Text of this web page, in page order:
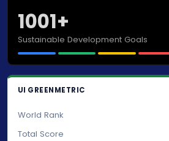
1001+
Sustainable Development Goals
UI GREENMETRIC
World Rank
Total Score